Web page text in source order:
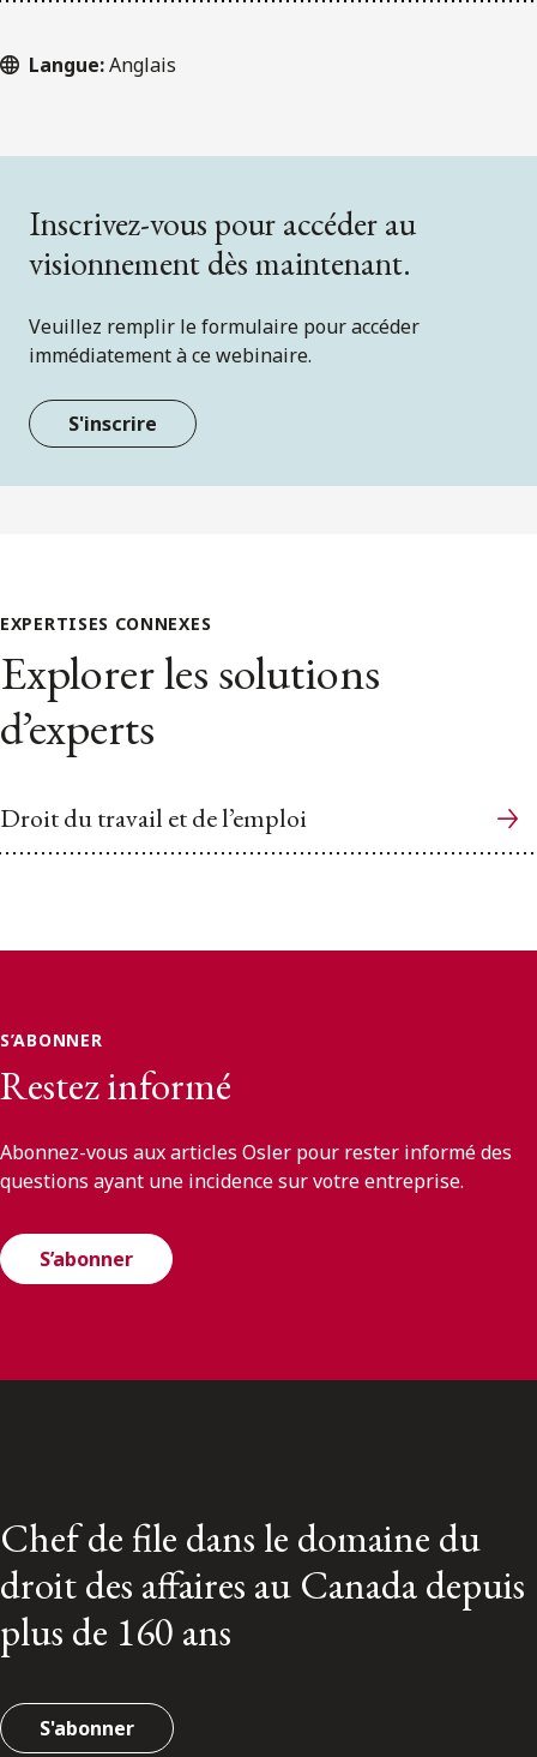
Langue:Anglais
Inscrivez-vous pour accéder au
visionnement dès maintenant.
Veuillez remplir le formulaire pour accéder
immédiatement à ce webinaire.
S'inscrire
EXPERTISES CONNEXES
Explorer les solutions
d’experts
Droit du travail et de l’emploi
S’ABONNER
Restez informé
Abonnez-vous aux articles Osler pour rester informé des
questions ayant une incidence sur votre entreprise.
S’abonner
Chef de file dans le domaine du
droit des affaires au Canada depuis
plus de 160 ans
S'abonner